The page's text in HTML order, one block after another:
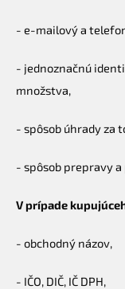
- e-mailový a
- jednoznačnú
množstva,
- spôsob úhrady za
- spôsob prepravy
V prípade
- obchodný názov,
- IČO, DIČ, IČ DPH,